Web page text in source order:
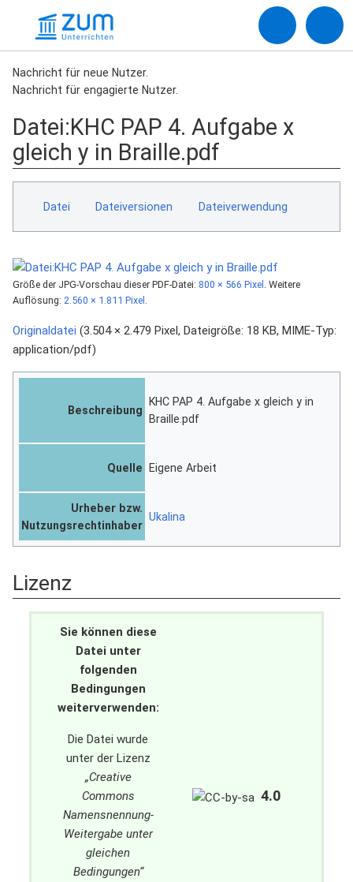
Nachricht für neue Nutzer.
Nachricht für engagierte Nutzer.
Datei:KHC PAP 4. Aufgabe x
gleich y in Braille.pdf
Datei Dateiversionen Dateiverwendung
Größe der JPG-Vorschau dieser PDF-Datei: 800 × 566 Pixel . Weitere
Auflösung: 2.560 × 1.811 Pixel .
Originaldatei (3.504 × 2.479 Pixel, Dateigröße: 18 KB, MIME-Typ:
application/pdf)
Beschreibung
KHC PAP 4. Aufgabe x gleich y in
Braille.pdf
Quelle Eigene Arbeit
Urheber bzw.
Nutzungsrechtinhaber
Ukalina
Lizenz
Sie können diese
Datei unter
folgenden
Bedingungen
weiterverwenden:
Die Datei wurde
unter der Lizenz
„Creative
Commons
Namensnennung-
Weitergabe unter
gleichen
Bedingungen“
4.0